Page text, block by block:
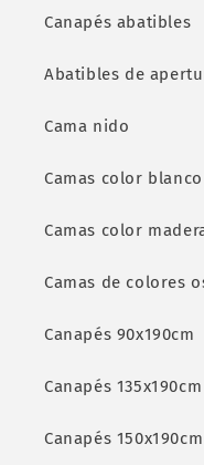
Canapés abatibles
Abatibles de
Cama nido
Camas color blanco
Camas color
Camas de colores
Canapés 90x190cm
Canapés 135x190cm
Canapés 150x190cm